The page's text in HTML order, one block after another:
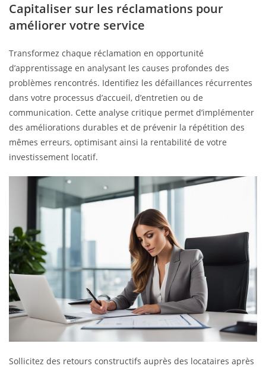
Capitaliser sur les réclamations pour
améliorer votre service
Transformez chaque réclamation en opportunité
d’apprentissage en analysant les causes profondes des
problèmes rencontrés. Identifiez les défaillances récurrentes
dans votre processus d’accueil, d’entretien ou de
communication. Cette analyse critique permet d’implémenter
des améliorations durables et de prévenir la répétition des
mêmes erreurs, optimisant ainsi la rentabilité de votre
investissement locatif.
Sollicitez des retours constructifs auprès des locataires après